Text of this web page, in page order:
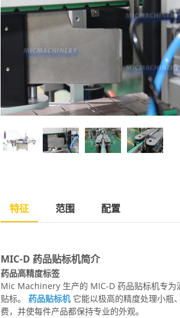
特征 范围 配置
MIC-D 药品贴标机简介
药品高精度标签
Mic Machinery 生产的 MIC-D 药品贴标机专为
贴标。药品贴标机它能以极高的精度处理小瓶
费，并使每件产品都保持专业的外观。